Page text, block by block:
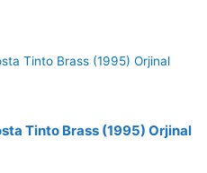
Tinto Brass (1995) Orjinal